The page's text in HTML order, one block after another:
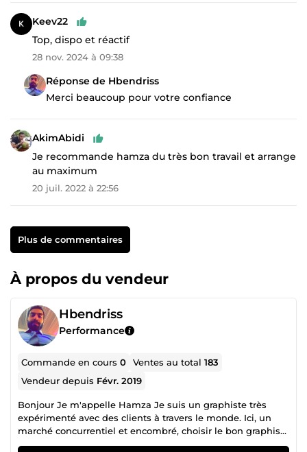
Keev22
Top, dispo et réactif
28 nov. 2024 à 09:38
Réponse de Hbendriss
Merci beaucoup pour votre confiance
AkimAbidi
Je recommande hamza du très bon travail et arrange
au maximum
20 juil. 2022 à 22:56
Plus de commentaires
À propos du vendeur
Hbendriss
Performance
Commande en cours0 Ventes au total183
Vendeur depuis Févr. 2019
Bonjour Je m'appelle Hamza Je suis un graphiste très
expérimenté avec des clients à travers le monde. Ici, un
marché concurrentiel et encombré, choisir le bon graphiste
peut être déroutant. Je suis ici pour faire les idées dans